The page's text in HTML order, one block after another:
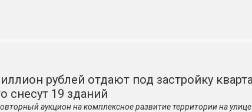
рублей отдают под застройку
снесут 19 зданий
аукцион на комплексное развитие территории на